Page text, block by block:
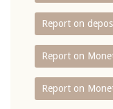
Report on
Report on
Report on